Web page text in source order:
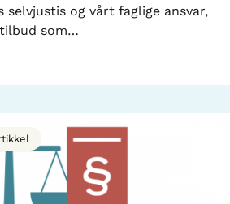
selvjustis og vårt faglige ansvar,
som…